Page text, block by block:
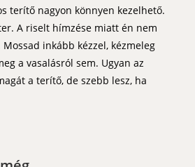
terítő nagyon könnyen kezelhető.
A riselt hímzése miatt én nem
inkább kézzel, kézmeleg
a vasalásról sem. Ugyan az
a terítő, de szebb lesz, ha